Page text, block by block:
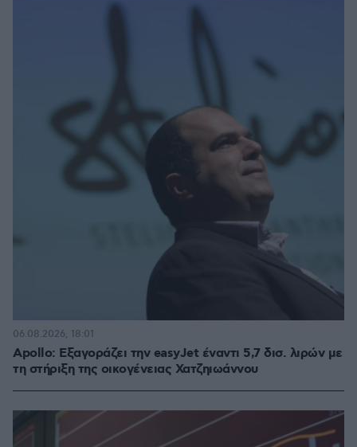
Apollo: Εξαγοράζει την easyJet έναντι 5,7 δισ. λιρών με
τη στήριξη της οικογένειας Χατζηιωάννου
06.08.2026, 18:01